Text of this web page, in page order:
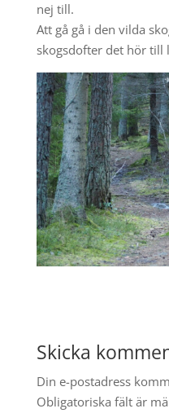
nej till.
Att gå gå i den vilda
skogsdofter det hör till
Skicka
Din e-postadress
Obligatoriska fält är